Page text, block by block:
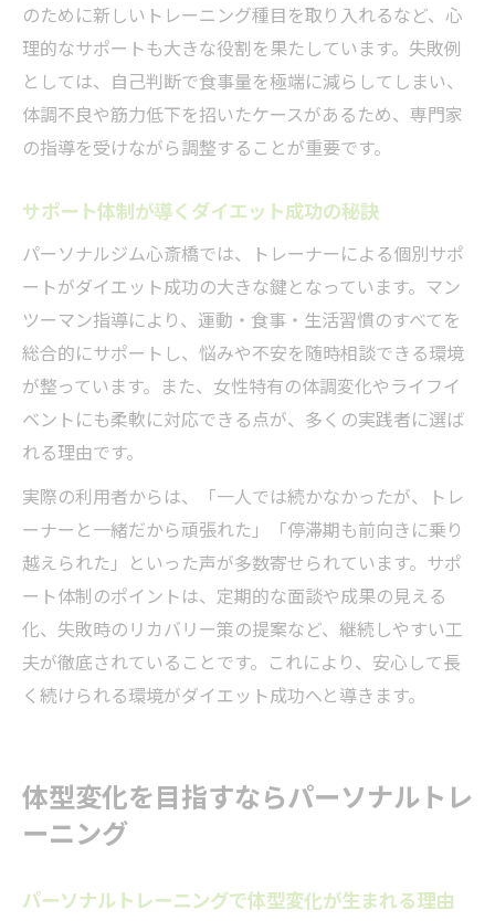
のために新しいトレーニング種目を取り入れるなど、心
理的なサポートも大きな役割を果たしています。失敗例
としては、自己判断で食事量を極端に減らしてしまい、
体調不良や筋力低下を招いたケースがあるため、専門家
の指導を受けながら調整することが重要です。
サポート体制が導くダイエット成功の秘訣
パーソナルジム心斎橋では、トレーナーによる個別サポ
ートがダイエット成功の大きな鍵となっています。マン
ツーマン指導により、運動・食事・生活習慣のすべてを
総合的にサポートし、悩みや不安を随時相談できる環境
が整っています。また、女性特有の体調変化やライフイ
ベントにも柔軟に対応できる点が、多くの実践者に選ば
れる理由です。
実際の利用者からは、「一人では続かなかったが、トレ
ーナーと一緒だから頑張れた」「停滞期も前向きに乗り
越えられた」といった声が多数寄せられています。サポ
ート体制のポイントは、定期的な面談や成果の見える
化、失敗時のリカバリー策の提案など、継続しやすい工
夫が徹底されていることです。これにより、安心して長
く続けられる環境がダイエット成功へと導きます。
体型変化を目指すならパーソナルトレ
ーニング
パーソナルトレーニングで体型変化が生まれる理由